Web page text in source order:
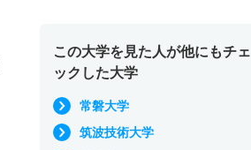
この大学を見た人が他にもチェ
ックした大学
常磐大学
筑波技術大学